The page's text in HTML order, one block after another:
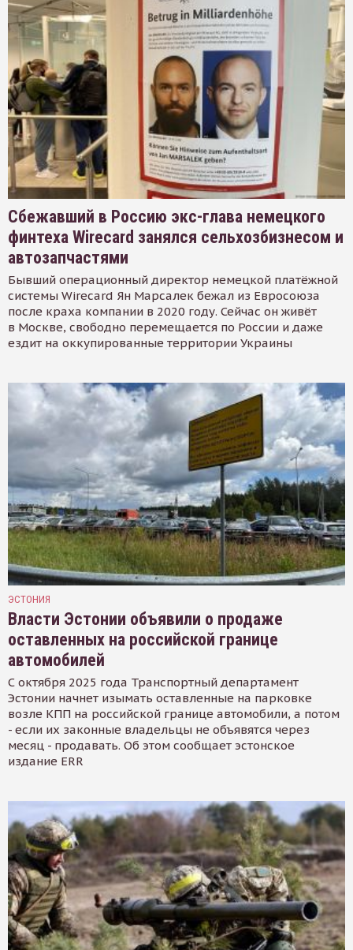
Сбежавший в Россию экс-глава немецкого
финтеха Wirecard занялся сельхозбизнесом и
автозапчастями
Бывший операционный директор немецкой платёжной
системы Wirecard Ян Марсалек бежал из Евросоюза
после краха компании в 2020 году. Сейчас он живёт
в Москве, свободно перемещается по России и даже
ездит на оккупированные территории Украины
ЭСТОНИЯ
Власти Эстонии объявили о продаже
оставленных на российской границе
автомобилей
С октября 2025 года Транспортный департамент
Эстонии начнет изымать оставленные на парковке
возле КПП на российской границе автомобили, а потом
- если их законные владельцы не объявятся через
месяц - продавать. Об этом сообщает эстонское
издание ERR